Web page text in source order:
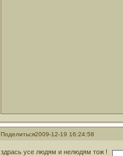
Поделиться2009-12-19 16:24:58
здрась усе людям и нелюдям тож !